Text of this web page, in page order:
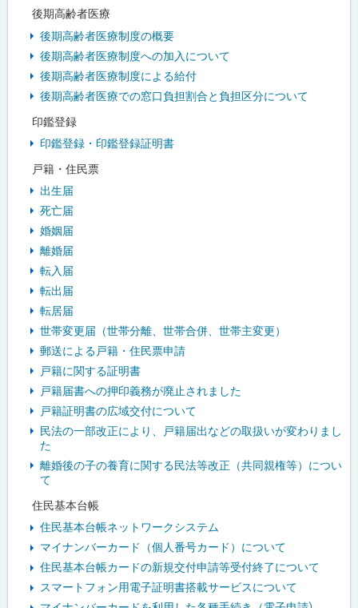
後期高齢者医療
後期高齢者医療制度の概要
後期高齢者医療制度への加入について
後期高齢者医療制度による給付
後期高齢者医療での窓口負担割合と負担区分について
印鑑登録
印鑑登録・印鑑登録証明書
戸籍・住民票
出生届
死亡届
婚姻届
離婚届
転入届
転出届
転居届
世帯変更届（世帯分離、世帯合併、世帯主変更）
郵送による戸籍・住民票申請
戸籍に関する証明書
戸籍届書への押印義務が廃止されました
戸籍証明書の広域交付について
民法の一部改正により、戸籍届出などの取扱いが変わりまし
た
離婚後の子の養育に関する民法等改正（共同親権等）につい
て
住民基本台帳
住民基本台帳ネットワークシステム
マイナンバーカード（個人番号カード）について
住民基本台帳カードの新規交付申請等受付終了について
スマートフォン用電子証明書搭載サービスについて